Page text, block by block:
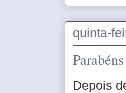
quinta-
Depois